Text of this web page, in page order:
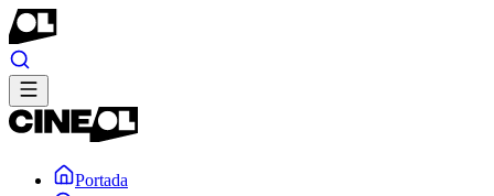
Portada